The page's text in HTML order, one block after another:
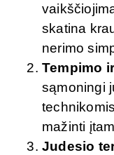
skatina
nerimo
Tempimo
sąmoningi
mažinti
Judesio